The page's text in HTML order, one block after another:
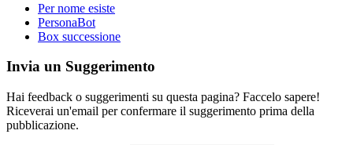
Per nome esiste
PersonaBot
Box successione
Invia un Suggerimento
Hai feedback o suggerimenti su questa pagina? Faccelo sapere!
Riceverai un'email per confermare il suggerimento prima della
pubblicazione.